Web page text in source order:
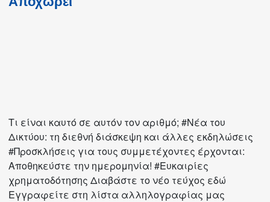
Τι είναι καυτό σε αυτόν τον αριθμό; #Νέα του
Δικτύου: τη διεθνή διάσκεψη και άλλες εκδηλώσεις
#Προσκλήσεις για τους συμμετέχοντες έρχονται:
Αποθηκεύστε την ημερομηνία! #Ευκαιρίες
χρηματοδότησης Διαβάστε το νέο τεύχος εδώ
Εγγραφείτε στη λίστα αλληλογραφίας μας